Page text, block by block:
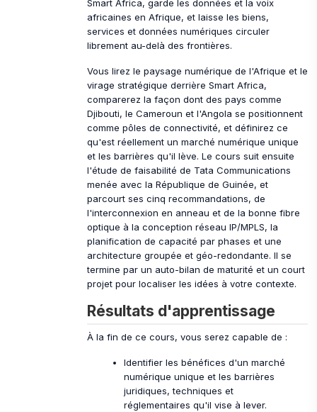
Smart Africa, garde les données et la voix
africaines en Afrique, et laisse les biens,
services et données numériques circuler
librement au-delà des frontières.
Vous lirez le paysage numérique de l'Afrique et le
virage stratégique derrière Smart Africa,
comparerez la façon dont des pays comme
Djibouti, le Cameroun et l'Angola se positionnent
comme pôles de connectivité, et définirez ce
qu'est réellement un marché numérique unique
et les barrières qu'il lève. Le cours suit ensuite
l'étude de faisabilité de Tata Communications
menée avec la République de Guinée, et
parcourt ses cinq recommandations, de
l'interconnexion en anneau et de la bonne fibre
optique à la conception réseau IP/MPLS, la
planification de capacité par phases et une
architecture groupée et géo-redondante. Il se
termine par un auto-bilan de maturité et un court
projet pour localiser les idées à votre contexte.
Résultats d'apprentissage
À la fin de ce cours, vous serez capable de :
Identifier les bénéfices d'un marché
numérique unique et les barrières
juridiques, techniques et
réglementaires qu'il vise à lever.